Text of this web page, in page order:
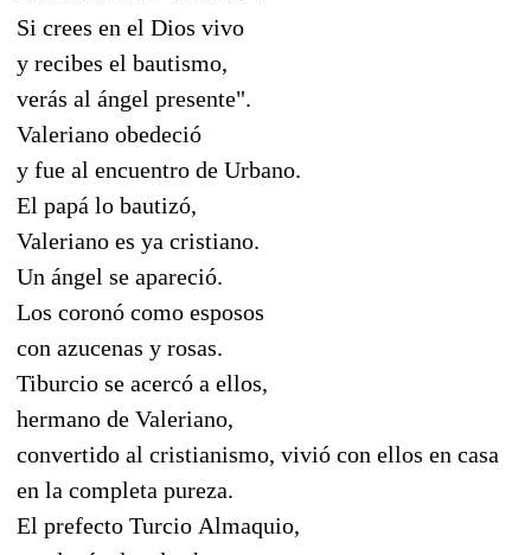
Si crees en el Dios vivo
y recibes el bautismo,
verás al ángel presente".
Valeriano obedeció
y fue al encuentro de Urbano.
El papá lo bautizó,
Valeriano es ya cristiano.
Un ángel se apareció.
Los coronó como esposos
con azucenas y rosas.
Tiburcio se acercó a ellos,
hermano de Valeriano,
convertido al cristianismo, vivió con ellos en casa
en la completa pureza.
El prefecto Turcio Almaquio,